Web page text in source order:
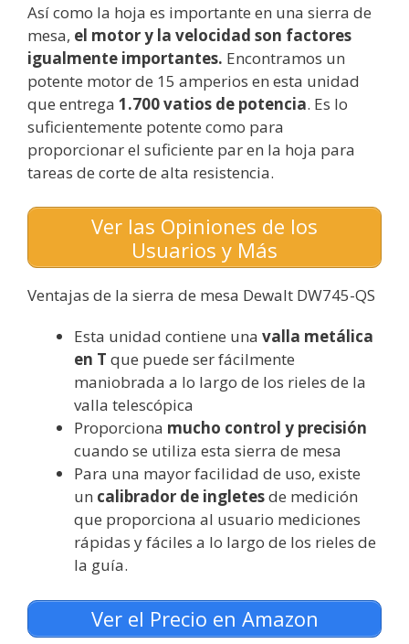
Así como la hoja es importante en una sierra de
mesa, el motor y la velocidad son factores
igualmente importantes. Encontramos un
potente motor de 15 amperios en esta unidad
que entrega 1.700 vatios de potencia. Es lo
suficientemente potente como para
proporcionar el suficiente par en la hoja para
tareas de corte de alta resistencia.
Ver las Opiniones de los
Usuarios y Más
Ventajas de la sierra de mesa Dewalt DW745-QS
Esta unidad contiene una valla metálica
en T que puede ser fácilmente
maniobrada a lo largo de los rieles de la
valla telescópica
Proporciona mucho control y precisión
cuando se utiliza esta sierra de mesa
Para una mayor facilidad de uso, existe
un calibrador de ingletesde medición
que proporciona al usuario mediciones
rápidas y fáciles a lo largo de los rieles de
la guía.
Ver el Precio en Amazon